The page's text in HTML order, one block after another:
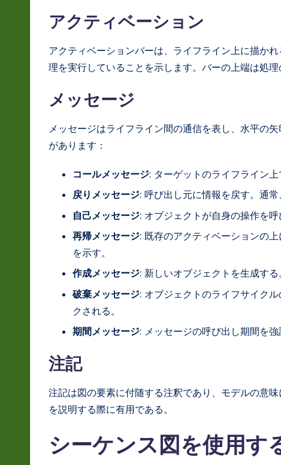
アクティベーション
アクティベーションバーは、ライフライン上に描か
理を実行していることを示します。バーの上端は処
メッセージ
メッセージはライフライン間の通信を表し、水平の
があります：
コールメッセージ: ターゲットのライフライン
戻りメッセージ: 呼び出し元に情報を戻す。通常
自己メッセージ: オブジェクトが自身の操作を
再帰メッセージ: 既存のアクティベーションの
を示す。
作成メッセージ: 新しいオブジェクトを生成す
破棄メッセージ: オブジェクトのライフサイク
クされる。
期間メッセージ: メッセージの呼び出し期間を
注記
注記は図の要素に付随する注釈であり、モデルの意
を説明する際に有用である。
シーケンス図を使用す